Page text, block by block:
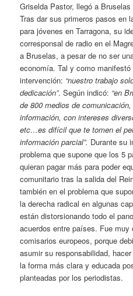
Griselda Pastor, llegó a
Tras dar sus primeros pasos en
para jóvenes en Tarragona, su
corresponsal de radio en el
a Bruselas, a pesar de no ser
economía. Tal y como manifestó
intervención: “nuestro trabajo
dedicación”. Según indicó: “en
de 800 medios de
información, con intereses
etc…es difícil que te tomen el
información parcial”. Durante su
problema que supone que los 5
quieran pagar más para poder
comunitario tras la salida del
también en el problema que
la derecha radical en algunas
están distorsionando todo el
acuerdos entre países. Fue
comisarios europeos, porque
asumir su responsabilidad,
la forma más clara y educada
planteadas por los periodistas.